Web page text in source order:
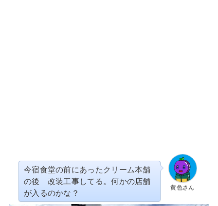
黄色さん
今宿食堂の前にあったクリーム本舗
の後 改装工事してる。何かの店舗
が入るのかな？